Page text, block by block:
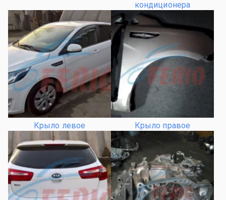
кондиционера
Крыло левое Крыло правое